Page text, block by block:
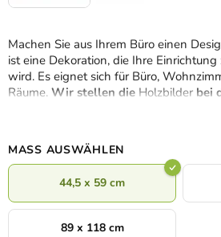
Machen Sie aus Ihrem Büro einen
ist eine Dekoration, die Ihre
wird. Es eignet sich für Büro,
Räume. Wir stellen die Holzbilder bei
MASS AUSWÄHLEN
44,5 x 59 cm
89 x 118 cm